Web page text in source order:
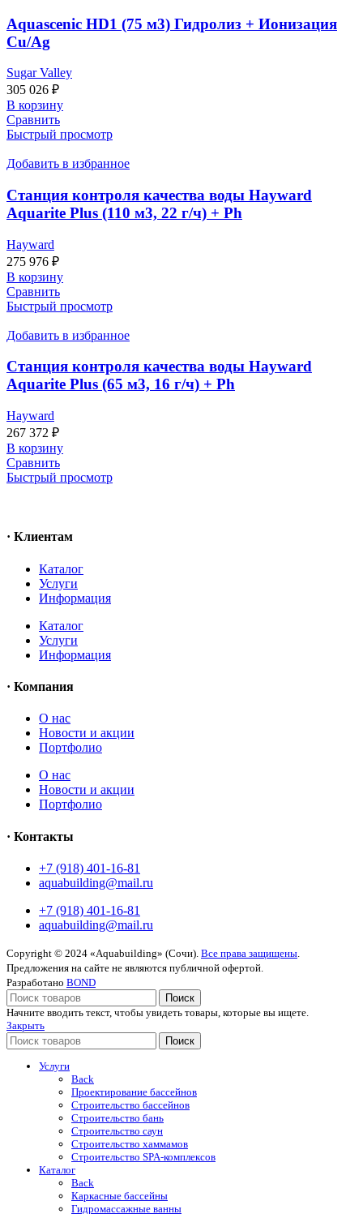
Aquascenic HD1 (75 м3) Гидролиз + Ионизация
Cu/Ag
Sugar Valley
305 026 ₽
В корзину
Сравнить
Быстрый просмотр
Добавить в избранное
Станция контроля качества воды Hayward
Aquarite Plus (110 м3, 22 г/ч) + Ph
Hayward
275 976 ₽
В корзину
Сравнить
Быстрый просмотр
Добавить в избранное
Станция контроля качества воды Hayward
Aquarite Plus (65 м3, 16 г/ч) + Ph
Hayward
267 372 ₽
В корзину
Сравнить
Быстрый просмотр
· Клиентам
Каталог
Услуги
Информация
Каталог
Услуги
Информация
· Компания
O нас
Новости и акции
Портфолио
O нас
Новости и акции
Портфолио
· Контакты
+7 (918) 401-16-81
aquabuilding@mail.ru
+7 (918) 401-16-81
aquabuilding@mail.ru
Copyright © 2024 «Aquabuilding» (Сочи). Все права защищены
Предложения на сайте не являются публичной офертой.
Разработано BOND
Поиск
Начните вводить текст, чтобы увидеть товары, которые вы ищете.
Закрыть
Поиск
Услуги
Back
Проектирование бассейнов
Строительство бассейнов
Строительство бань
Строительство саун
Строительство хаммамов
Строительство SPA-комплексов
Каталог
Back
Каркасные бассейны
Гидромассажные ванны